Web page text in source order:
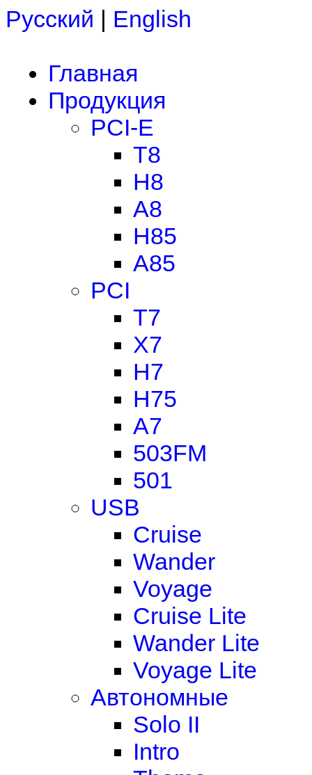
Русский | English
Главная
Продукция
PCI-E
T8
H8
A8
H85
A85
PCI
T7
X7
H7
H75
A7
503FM
501
USB
Cruise
Wander
Voyage
Cruise Lite
Wander Lite
Voyage Lite
Автономные
Solo II
Intro